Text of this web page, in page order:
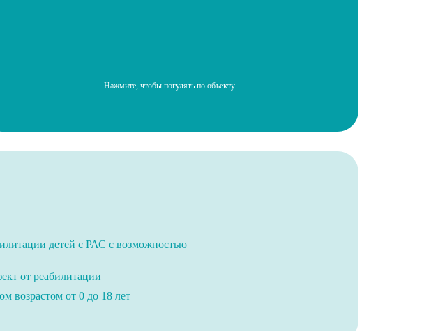
Нажмите, чтобы погулять по объекту
детей с РАС с возможностью
от реабилитации
возрастом от 0 до 18 лет